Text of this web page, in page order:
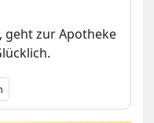
geht zur Apotheke